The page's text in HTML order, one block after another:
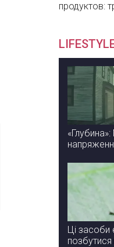
продуктов:
Ці
позбутися